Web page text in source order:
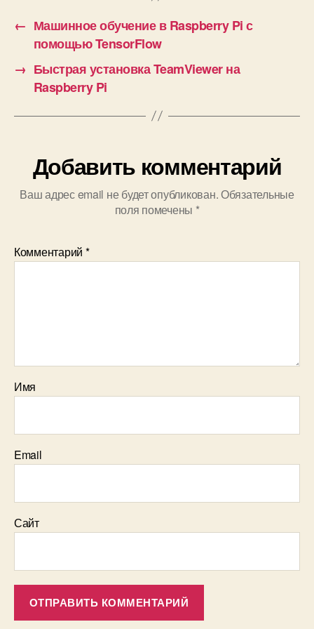
← Машинное обучение в Raspberry Pi с
помощью TensorFlow
→ Быстрая установка TeamViewer на
Raspberry Pi
Добавить комментарий
Ваш адрес email не будет опубликован.Обязательные
поля помечены *
Комментарий *
Имя
Email
Сайт